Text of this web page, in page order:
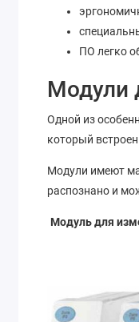
ПО легко
Модули
Одной из
который
Модули имеют
распознано и
Модуль для